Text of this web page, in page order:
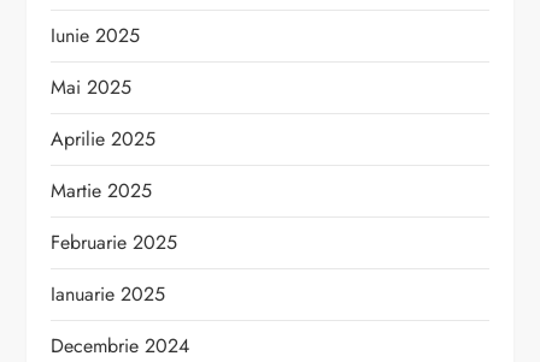
Iunie 2025
Mai 2025
Aprilie 2025
Martie 2025
Februarie 2025
Ianuarie 2025
Decembrie 2024